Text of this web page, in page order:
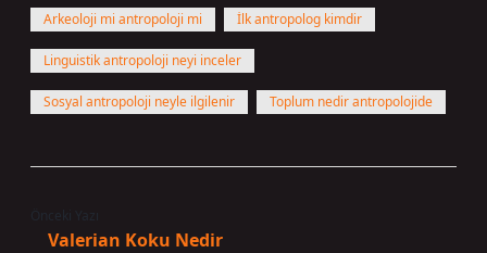
Arkeoloji mi antropoloji mi İlk antropolog kimdir
Linguistik antropoloji neyi inceler
Sosyal antropoloji neyle ilgilenir Toplum nedir antropolojide
Valerian Koku Nedir